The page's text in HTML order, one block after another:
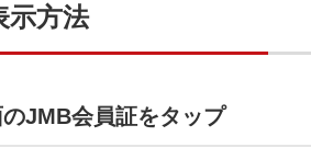
示方法
JMB会員証をタップ